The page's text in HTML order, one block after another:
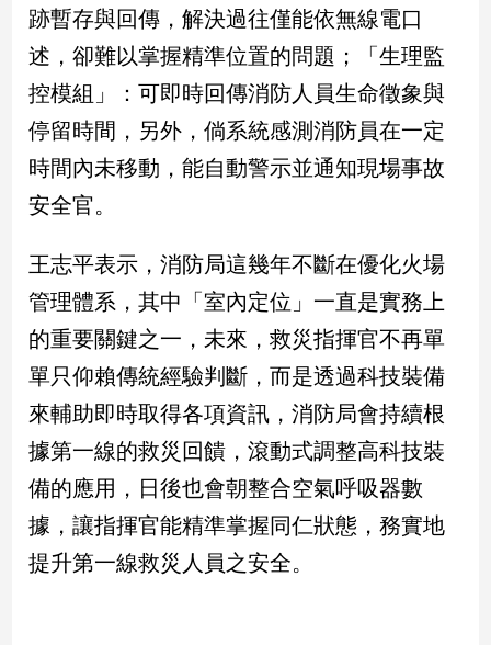
文
創
／
電
影
推
科
技/
戲
動
寵
物
Pet
影
音
專
區
跡暫存與回傳，解決過往僅能依無線電口
述，卻難以掌握精準位置的問題；「生理監
控模組」：可即時回傳消防人員生命徵象與
停留時間，另外，倘系統感測消防員在一定
時間內未移動，能自動警示並通知現場事故
安全官。
王志平表示，消防局這幾年不斷在優化火場
管理體系，其中「室內定位」一直是實務上
的重要關鍵之一，未來，救災指揮官不再單
單只仰賴傳統經驗判斷，而是透過科技裝備
來輔助即時取得各項資訊，消防局會持續根
據第一線的救災回饋，滾動式調整高科技裝
備的應用，日後也會朝整合空氣呼吸器數
據，讓指揮官能精準掌握同仁狀態，務實地
提升第一線救災人員之安全。